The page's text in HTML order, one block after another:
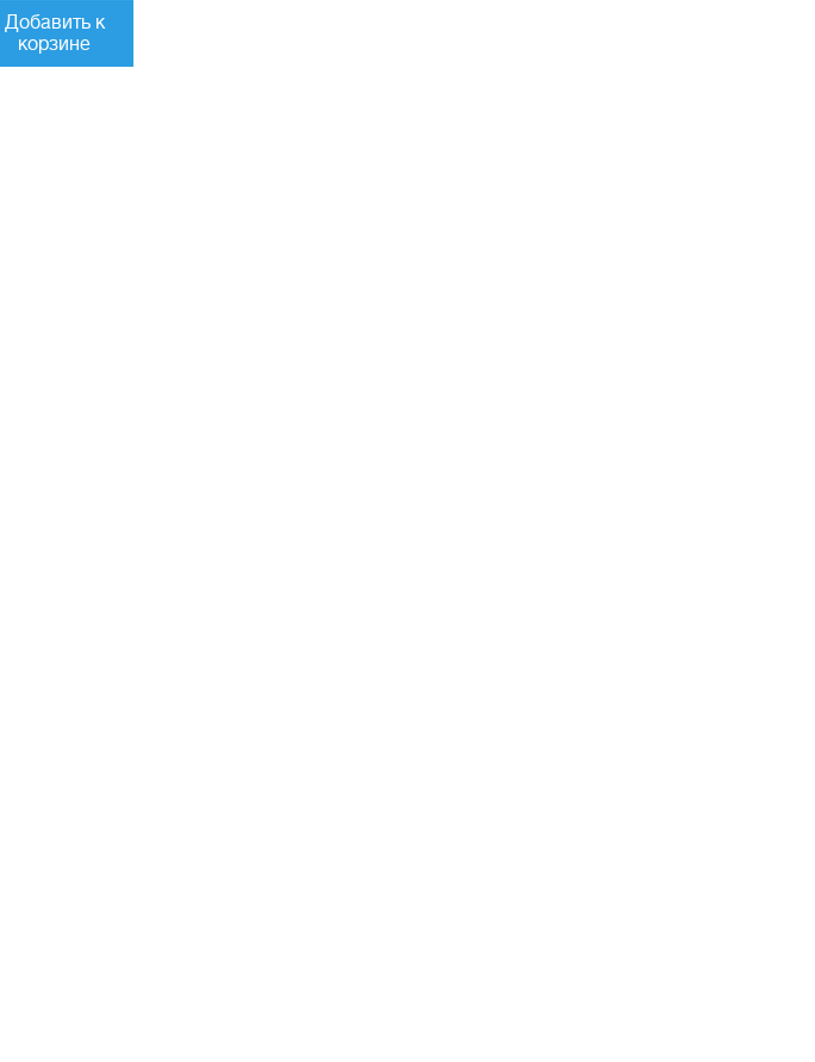
Добавить к
корзине